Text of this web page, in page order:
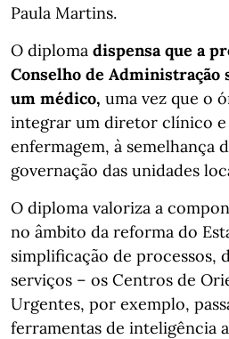
Paula Martins.
O diploma dispensa que a
Conselho de Administração
um médico, uma vez que o
integrar um diretor clínico
enfermagem, à semelhança
governação das unidades
O diploma valoriza a
no âmbito da reforma do
simplificação de processos,
serviços – os Centros de
Urgentes, por exemplo,
ferramentas de inteligência